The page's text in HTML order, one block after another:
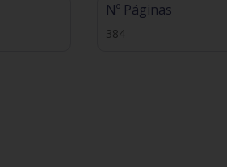
Nº Páginas
384